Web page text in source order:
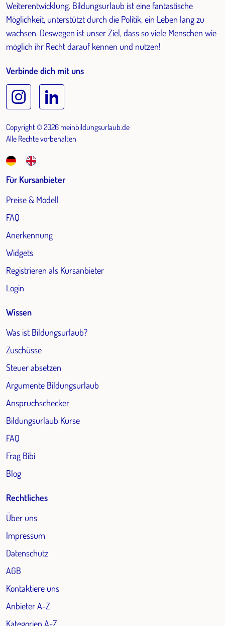
Weiterentwicklung. Bildungsurlaub ist eine fantastische
Möglichkeit, unterstützt durch die Politik, ein Leben lang zu
wachsen. Deswegen ist unser Ziel, dass so viele Menschen wie
möglich ihr Recht darauf kennen und nutzen!
Verbinde dich mit uns
Copyright © 2026 meinbildungsurlaub.de
Alle Rechte vorbehalten
Für Kursanbieter
Preise & Modell
FAQ
Anerkennung
Widgets
Registrieren als Kursanbieter
Login
Wissen
Was ist Bildungsurlaub?
Zuschüsse
Steuer absetzen
Argumente Bildungsurlaub
Anspruchschecker
Bildungsurlaub Kurse
FAQ
Frag Bibi
Blog
Rechtliches
Über uns
Impressum
Datenschutz
AGB
Kontaktiere uns
Anbieter A-Z
Kategorien A-Z